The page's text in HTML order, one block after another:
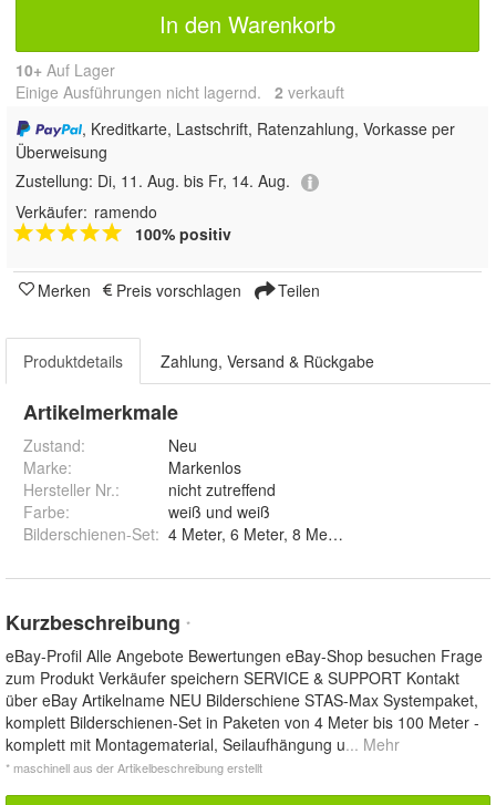
In den Warenkorb
10+ Auf Lager
Einige Ausführungen nicht lagernd. 2 verkauft
, Kreditkarte, Lastschrift, Ratenzahlung, Vorkasse per
Überweisung
Zustellung: Di, 11. Aug. bis Fr, 14. Aug.
Verkäufer: ramendo
100% positiv
Merken Preis vorschlagen Teilen
Produktdetails Zahlung, Versand & Rückgabe
Artikelmerkmale
Zustand:
Neu
Marke:
Markenlos
Hersteller Nr.:
nicht zutreffend
Farbe:
weiß und weiß
Bilderschienen-Set: 4 Meter, 6 Meter, 8 Meter, 10 Meter, 12
Kurzbeschreibung *
eBay-Profil Alle Angebote Bewertungen eBay-Shop besuchen Frage
zum Produkt Verkäufer speichern SERVICE & SUPPORT Kontakt
über eBay Artikelname NEU Bilderschiene STAS-Max Systempaket,
komplett Bilderschienen-Set in Paketen von 4 Meter bis 100 Meter -
komplett mit Montagematerial, Seilaufhängung u... Mehr
* maschinell aus der Artikelbeschreibung erstellt